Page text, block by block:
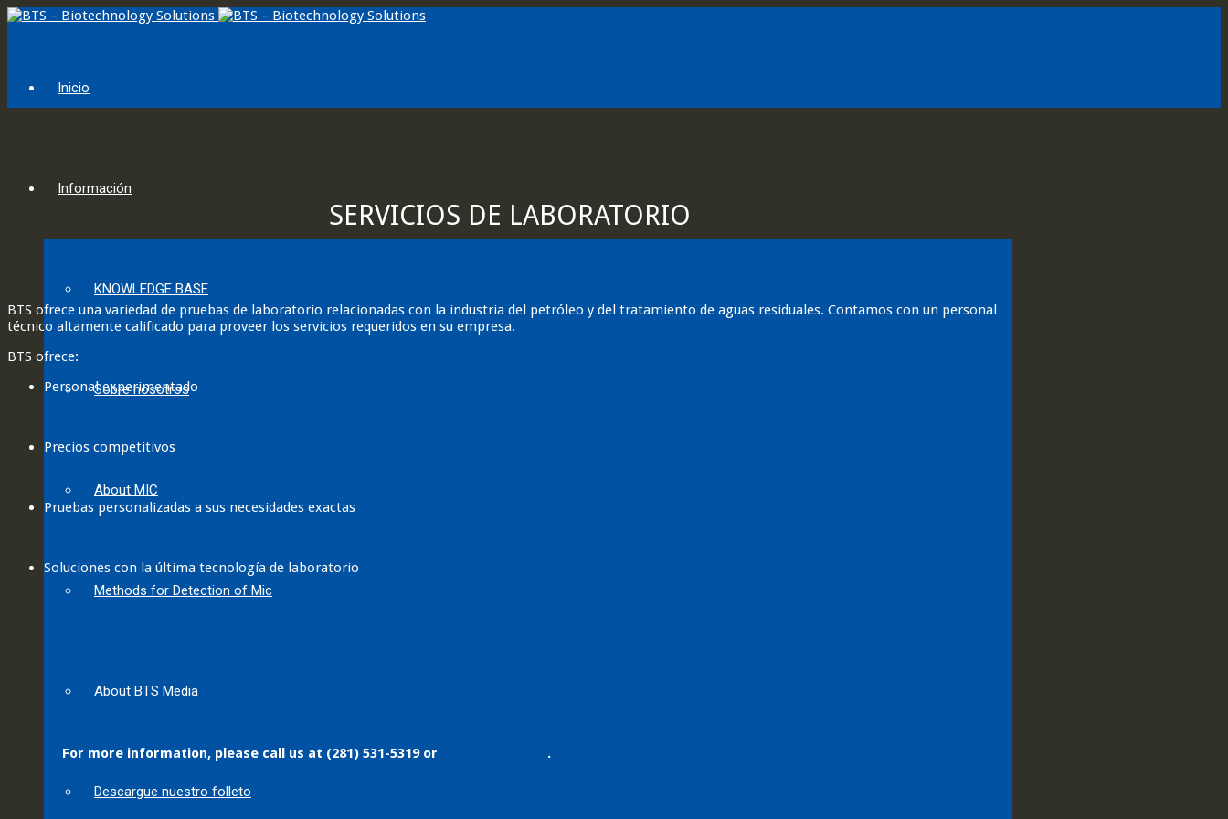
Inicio
Información
KNOWLEDGE BASE
Sobre nosotros
About MIC
Methods for Detection of Mic
About BTS Media
Descargue nuestro folleto
SERVICIOS DE LABORATORIO
BTS ofrece una variedad de pruebas de laboratorio relacionadas con la industria del petróleo y del tratamiento de aguas residuales. Contamos con un personal
técnico altamente calificado para proveer los servicios requeridos en su empresa.
BTS ofrece:
Personal experimentado
Precios competitivos
Pruebas personalizadas a sus necesidades exactas
Soluciones con la última tecnología de laboratorio
For more information, please call us at (281) 531-5319 or .